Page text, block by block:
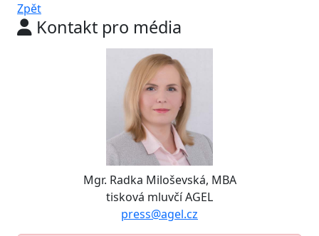
Zpět
Kontakt pro média
Mgr. Radka Miloševská, MBA
tisková mluvčí AGEL
press@agel.cz